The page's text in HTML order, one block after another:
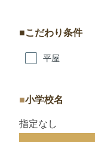
こだわり条件
平屋
小学校名
指定なし